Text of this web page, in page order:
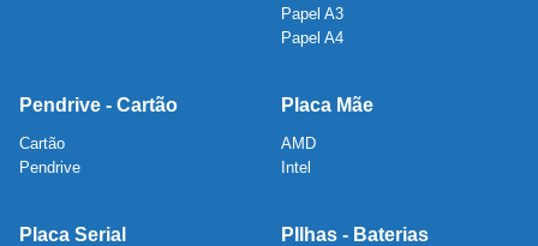
Papel A3
Papel A4
Pendrive - Cartão
Cartão
Pendrive
Placa Mãe
AMD
Intel
Placa Serial PIlhas - Baterias